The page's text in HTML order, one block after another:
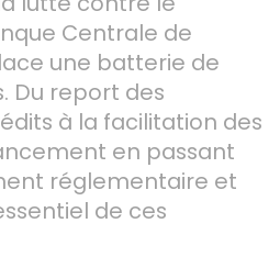
Centrale de
une batterie de
Du report des
à la facilitation des
en passant
réglementaire et
de ces